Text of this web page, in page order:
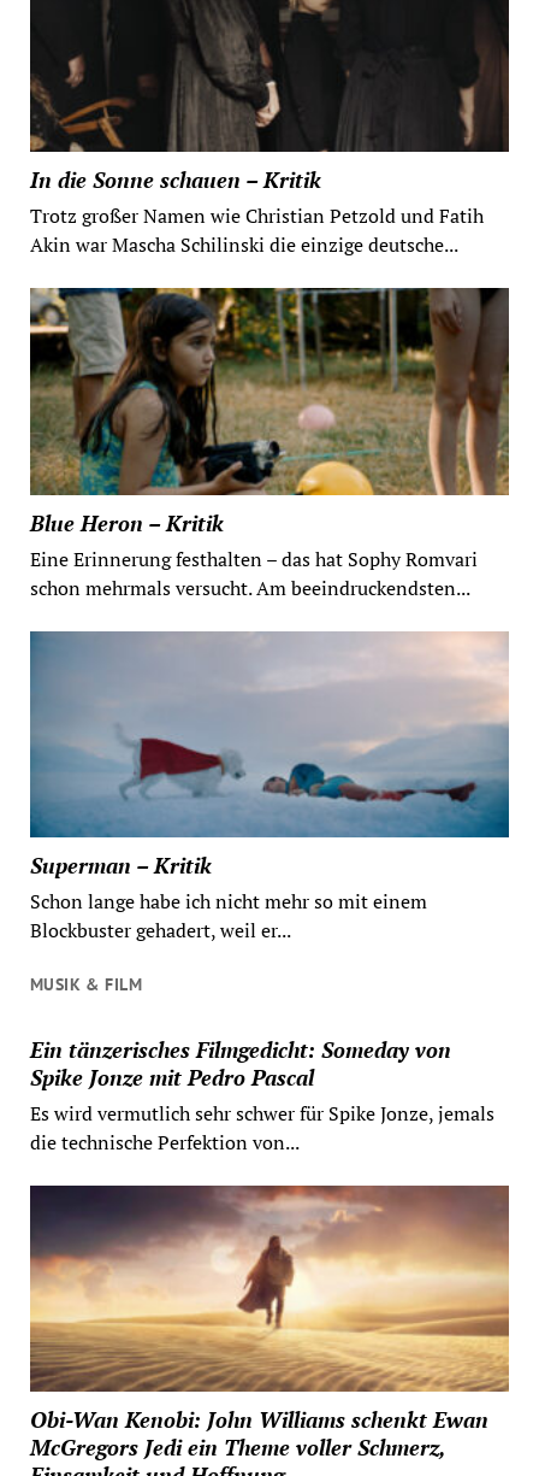
In die Sonne schauen – Kritik
Trotz großer Namen wie Christian Petzold und Fatih
Akin war Mascha Schilinski die einzige deutsche...
Blue Heron – Kritik
Eine Erinnerung festhalten – das hat Sophy Romvari
schon mehrmals versucht. Am beeindruckendsten...
Superman – Kritik
Schon lange habe ich nicht mehr so mit einem
Blockbuster gehadert, weil er...
MUSIK & FILM
Ein tänzerisches Filmgedicht: Someday von
Spike Jonze mit Pedro Pascal
Es wird vermutlich sehr schwer für Spike Jonze, jemals
die technische Perfektion von...
Obi-Wan Kenobi: John Williams schenkt Ewan
McGregors Jedi ein Theme voller Schmerz,